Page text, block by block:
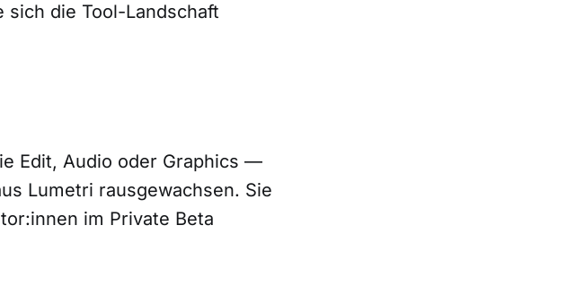
die Tool-Landschaft
Edit, Audio oder Graphics —
Lumetri rausgewachsen. Sie
im Private Beta